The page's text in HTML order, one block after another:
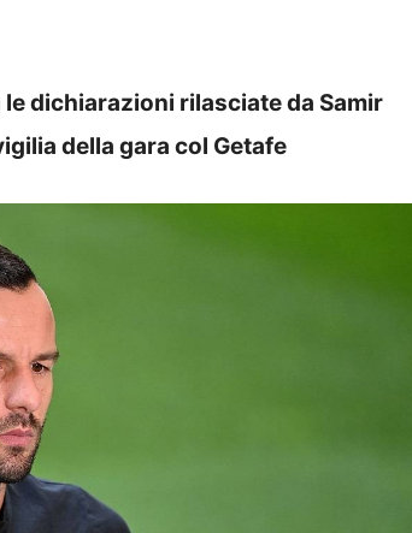
dichiarazioni rilasciate da Samir
della gara col Getafe